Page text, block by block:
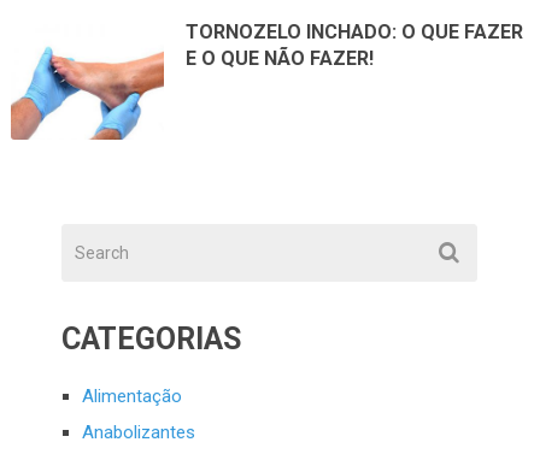
TORNOZELO INCHADO: O QUE FAZER
E O QUE NÃO FAZER!
CATEGORIAS
Alimentação
Anabolizantes